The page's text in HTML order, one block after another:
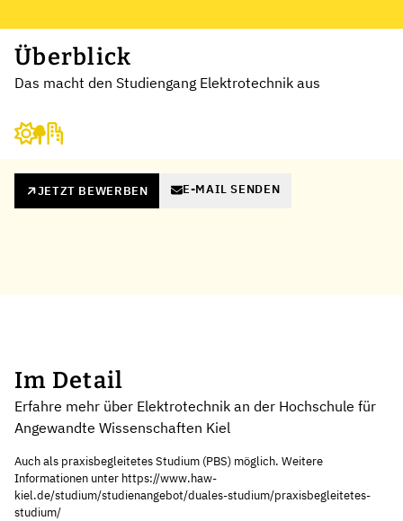
Überblick
Das macht den Studiengang Elektrotechnik aus
JETZT BEWERBEN E-MAIL SENDEN
Im Detail
Erfahre mehr über Elektrotechnik an der Hochschule für
Angewandte Wissenschaften Kiel
Auch als praxisbegleitetes Studium (PBS) möglich. Weitere
Informationen unter https://www.haw-
kiel.de/studium/studienangebot/duales-studium/praxisbegleitetes-
studium/